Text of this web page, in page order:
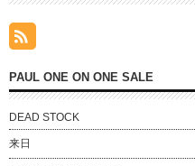
PAUL ONE ON ONE SALE
DEAD STOCK
来日